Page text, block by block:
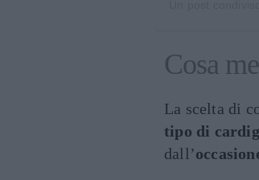
Cosa
La scelta di
tipo di
dall’